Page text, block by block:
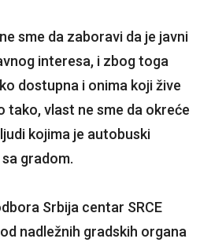
sme da zaboravi da je javni
interesa, i zbog toga
dostupna i onima koji žive
tako, vlast ne sme da okreće
kojima je autobuski
gradom.
Srbija centar SRCE
nadležnih gradskih organa